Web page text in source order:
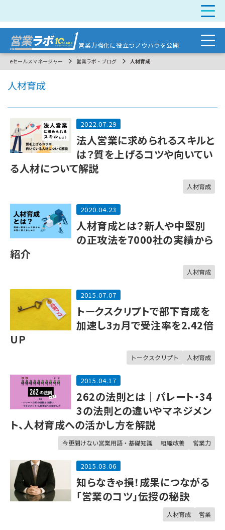
営業力強化に役立つノウハウを公開
eセールスマネージャー 営業ラボ・ブログ 人材育成
人材育成
2022.07.29
法人営業に求められるスキルと
は？質を上げるコツや向いてい
る人材について解説
人材育成
2020.04.23
人材育成とは？新人や中堅別
の正攻法を7000社の実績から
紹介
人材育成
2015.07.07
トークスクリプトで部下育成を
加速し3ヵ月で受注率を2.42倍
UP
トークスクリプト 人材育成
2015.04.17
262の法則とは｜パレート・34
3の法則との違いやマネジメン
ト、人材育成への活かし方を解説
今更聞けない営業用語・基礎知識 組織改善 営業力
2015.03.06
知らなきゃ損！成果につながる
「営業のコツ」伝授の秘訣
人材育成 営業